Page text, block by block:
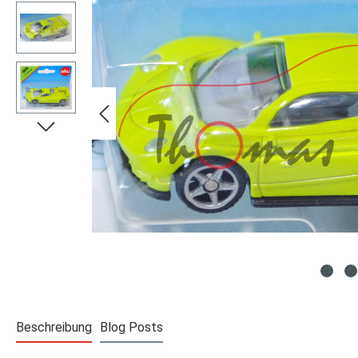
Beschreibung Blog Posts